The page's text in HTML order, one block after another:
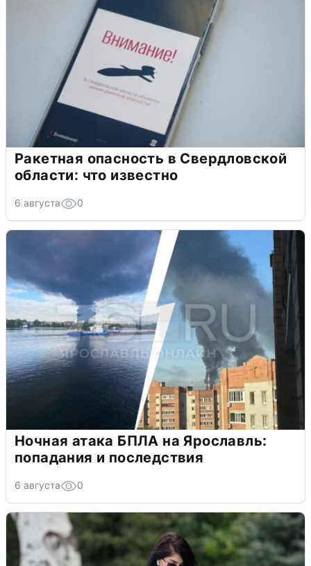
Ракетная опасность в Свердловской
области: что известно
6 августа 0
Ночная атака БПЛА на Ярославль:
попадания и последствия
6 августа 0